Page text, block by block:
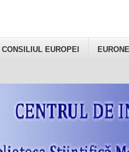
CONSILIUL EUROPEI